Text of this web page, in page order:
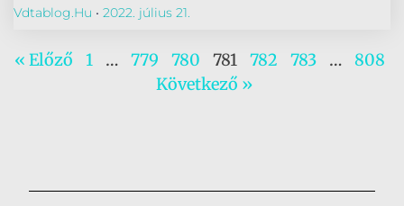
Vdtablog.hu 2022. július 21.
« Előző 1 … 779 780 781 782 783 …
808
Következő »